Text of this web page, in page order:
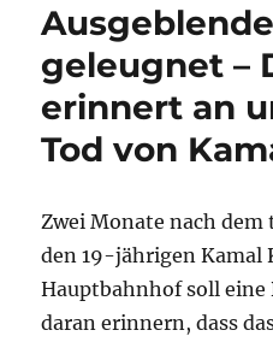
geleugnet –
erinnert an
Tod von
Zwei Monate nach
den 19-jährigen Kamal
Hauptbahnhof soll
daran erinnern, dass